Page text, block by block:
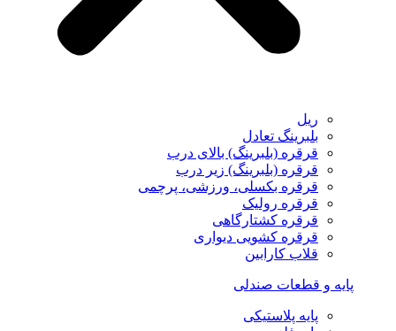
ریل
بلبرینگ تعادل
قرقره (بلبرینگ) بالای درب
قرقره (بلبرینگ) زیر درب
قرقره بکسلی، ورزشی، پرچمی
قرقره رولیک
قرقره کشتارگاهی
قرقره کشویی دیواری
قلاب کارابین
پایه و قطعات صندلی
پایه پلاستیکی